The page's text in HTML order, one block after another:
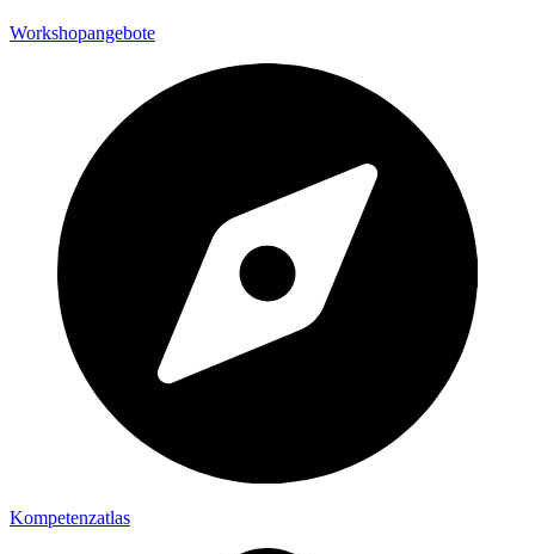
Workshopangebote
Kompetenzatlas